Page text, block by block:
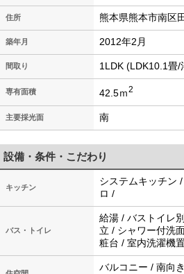
住所 熊本県熊本市南区
築年月 2012年2月
間取り 1LDK (LDK10.1畳/
専有面積 42.5ｍ2
主要採光面 南
設備・条件・こだわり
キッチン
システムキッチン
ロ /
バス・トイレ
給湯 / バストイレ
立 / シャワー付洗
粧台 / 室内洗濯機
バルコニー / 南向